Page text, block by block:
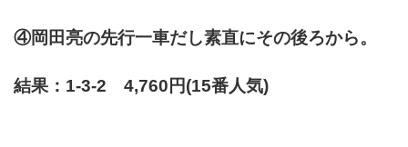
④岡田亮の先行一車だし素直にその後ろから。
結果：1-3-2 4,760円(15番人気)